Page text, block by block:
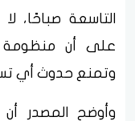
التاسعة صباحًا،
على أن منظومة
وتمنع حدوث أي
وأوضح المصدر أن